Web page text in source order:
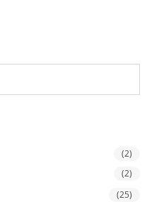
(2)
(2)
(25)